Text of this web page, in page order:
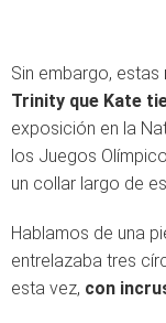
Sin embargo, estas
Trinity que Kate
exposición en la
los Juegos
un collar largo de
Hablamos de una
entrelazaba tres
esta vez, con